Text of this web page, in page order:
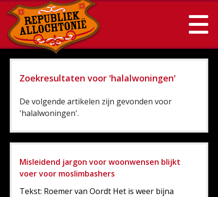
Zoekresultaten voor 'halalwoningen'
De volgende artikelen zijn gevonden voor
'halalwoningen'.
Misleidend jargon voor woonwensen blijkt
voer voor moslimbashers
Tekst: Roemer van Oordt Het is weer bijna